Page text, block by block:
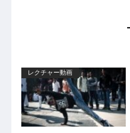
レクチャー動画